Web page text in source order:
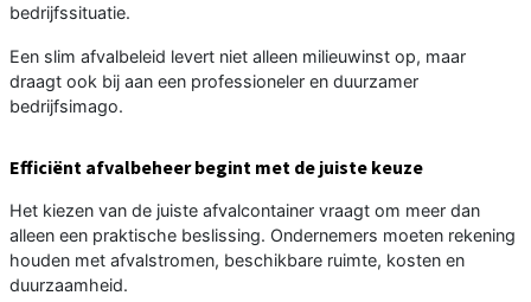
bedrijfssituatie.
Een slim afvalbeleid levert niet alleen milieuwinst op, maar
draagt ook bij aan een professioneler en duurzamer
bedrijfsimago.
Efficiënt afvalbeheer begint met de juiste keuze
Het kiezen van de juiste afvalcontainer vraagt om meer dan
alleen een praktische beslissing. Ondernemers moeten rekening
houden met afvalstromen, beschikbare ruimte, kosten en
duurzaamheid.